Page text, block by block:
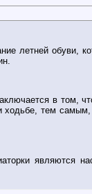
летней обуви,
в том,
тем самым,
являются